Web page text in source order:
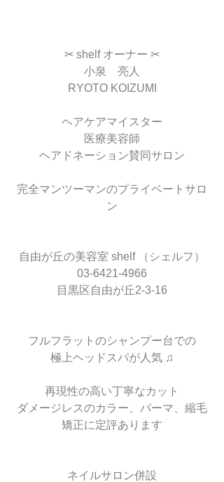
✂︎ shelf オーナー ✂︎
小泉　亮人
RYOTO KOIZUMI
ヘアケアマイスター
医療美容師
ヘアドネーション賛同サロン
完全マンツーマンのプライベートサロ
ン
自由が丘の美容室 shelf （シェルフ）
03-6421-4966
目黒区自由が丘2-3-16
フルフラットのシャンプー台での
極上ヘッドスパが人気 ♫
再現性の高い丁寧なカット
ダメージレスのカラー、パーマ、縮毛
矯正に定評あります
ネイルサロン併設